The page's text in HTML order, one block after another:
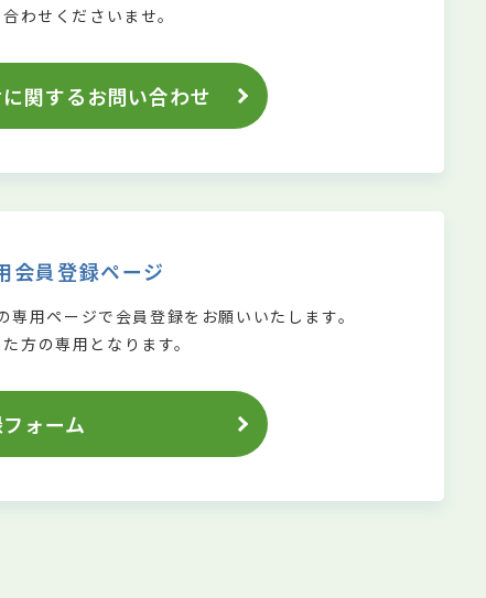
わせくださいませ。
関するお問い合わせ
会員登録ページ
用ページで会員登録をお願いいたします。
方の専用となります。
ォーム